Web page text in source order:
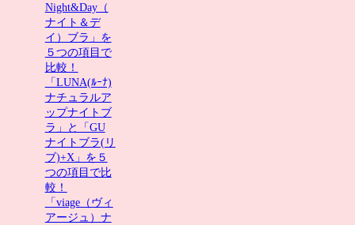
Night&Day（
ナイト＆デ
イ）ブラ」を
５つの項目で
比較！
「LUNA(ﾙｰﾅ)
ナチュラルア
ップナイトブ
ラ」と「GU
ナイトブラ(リ
ブ)+X」を５
つの項目で比
較！
「viage（ヴィ
アージュ）ナ